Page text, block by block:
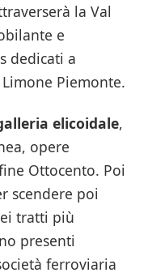
la Val
e
dedicati a
Piemonte.
elicoidale,
opere
Ottocento. Poi
scendere poi
tratti più
presenti
ferroviaria